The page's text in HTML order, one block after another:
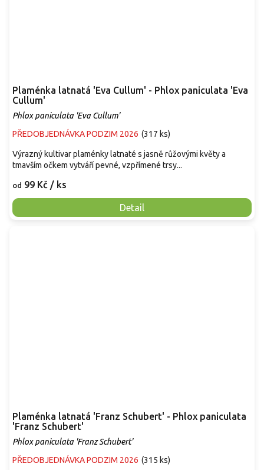
Plaménka latnatá 'Eva Cullum' - Phlox paniculata 'Eva
Cullum'
Phlox paniculata 'Eva Cullum'
PŘEDOBJEDNÁVKA PODZIM 2026 (317 ks)
od 99 Kč / ks
Detail
Výrazný kultivar plaménky latnaté s jasně růžovými květy a
tmavším očkem vytváří pevné, vzpřímené trsy...
Plaménka latnatá 'Franz Schubert' - Phlox paniculata
'Franz Schubert'
Phlox paniculata 'Franz Schubert'
PŘEDOBJEDNÁVKA PODZIM 2026 (315 ks)